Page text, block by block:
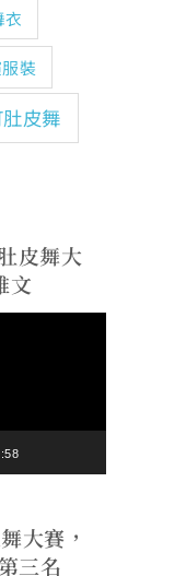
衣
裝
皮舞
皮舞大
文
大賽，
三名